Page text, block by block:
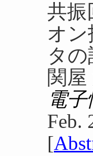
共振
オン
タ
関屋
電
Feb.
[